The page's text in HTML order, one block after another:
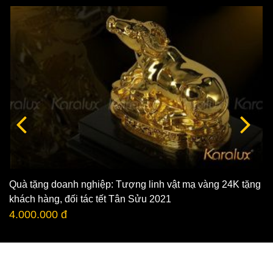
Quà tặng doanh nghiệp: Tượng linh vật mạ vàng 24K tặng
khách hàng, đối tác tết Tân Sửu 2021
4.000.000 đ